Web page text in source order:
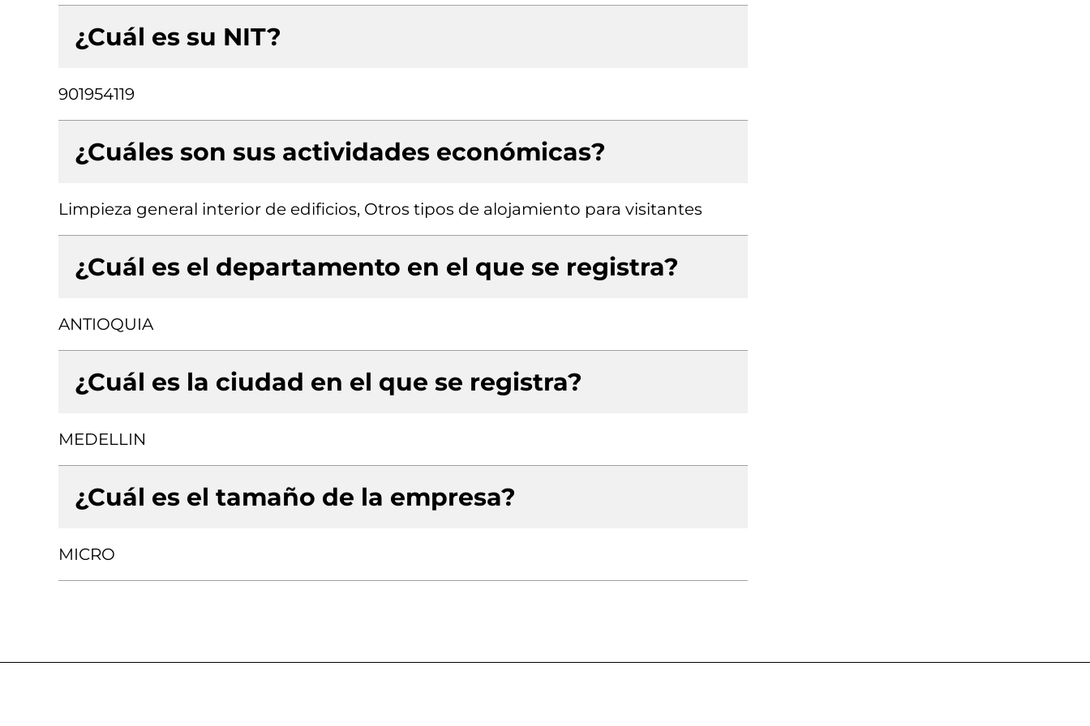
¿Cuál es su NIT?
901954119
¿Cuáles son sus actividades económicas?
Limpieza general interior de edificios, Otros tipos de alojamiento para visitantes
¿Cuál es el departamento en el que se registra?
ANTIOQUIA
¿Cuál es la ciudad en el que se registra?
MEDELLIN
¿Cuál es el tamaño de la empresa?
MICRO